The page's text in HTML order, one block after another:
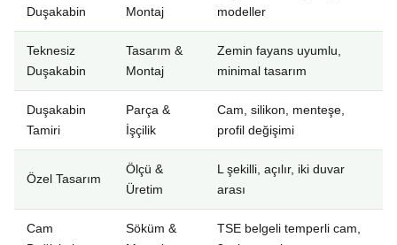
Duşakabin
Montaj
modeller
Teknesiz
Duşakabin
Tasarım &
Montaj
Zemin fayans uyumlu,
minimal tasarım
Duşakabin
Tamiri
Parça &
İşçilik
Cam, silikon, menteşe,
profil değişimi
Özel Tasarım
Ölçü &
Üretim
L şekilli, açılır, iki duvar
arası
Cam
Söküm &
TSE belgeli temperli cam,